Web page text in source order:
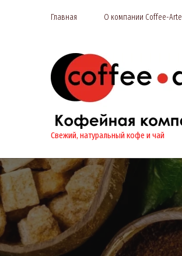
Главная О компании Coffee-Arte
Свежий, натуральный кофе и чай